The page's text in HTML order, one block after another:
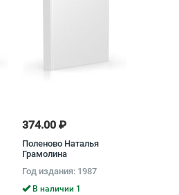
374.00 ₽
Поленово Наталья
Грамолина
Год издания: 1987
В наличии 1